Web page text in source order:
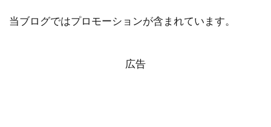
当ブログではプロモーションが含まれています。
広告